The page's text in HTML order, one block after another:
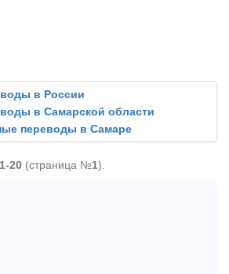
в России
в Самарской области
переводы в Самаре
1-20 (страница №1).